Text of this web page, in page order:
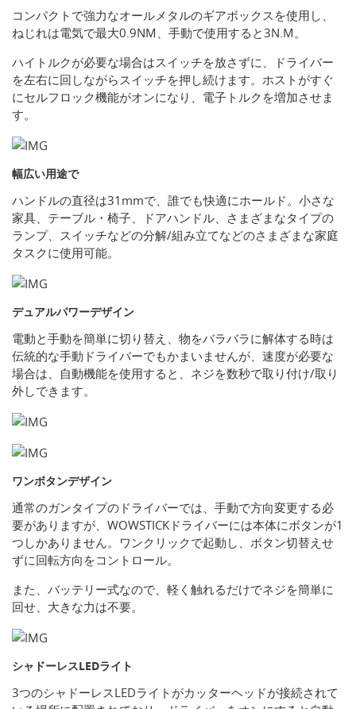
コンパクトで強力なオールメタルのギアボックスを使用し、
ねじれは電気で最大0.9NM、手動で使用すると3N.M。
ハイトルクが必要な場合はスイッチを放さずに、ドライバー
を左右に回しながらスイッチを押し続けます。ホストがすぐ
にセルフロック機能がオンになり、電子トルクを増加させま
す。
幅広い用途で
ハンドルの直径は31mmで、誰でも快適にホールド。小さな
家具、テーブル・椅子、ドアハンドル、さまざまなタイプの
ランプ、スイッチなどの分解/組み立てなどのさまざまな家庭
タスクに使用可能。
デュアルパワーデザイン
電動と手動を簡単に切り替え、物をバラバラに解体する時は
伝統的な手動ドライバーでもかまいませんが、速度が必要な
場合は、自動機能を使用すると、ネジを数秒で取り付け/取り
外しできます。
ワンボタンデザイン
通常のガンタイプのドライバーでは、手動で方向変更する必
要がありますが、WOWSTICKドライバーには本体にボタンが1
つしかありません。ワンクリックで起動し、ボタン切替えせ
ずに回転方向をコントロール。
また、バッテリー式なので、軽く触れるだけでネジを簡単に
回せ、大きな力は不要。
シャドーレスLEDライト
3つのシャドーレスLEDライトがカッターヘッドが接続されて